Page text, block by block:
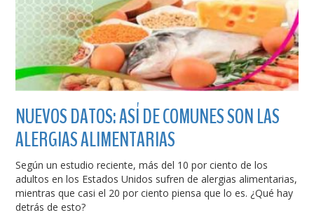
NUEVOS DATOS: ASÍ DE COMUNES SON LAS
ALERGIAS ALIMENTARIAS
Según un estudio reciente, más del 10 por ciento de los
adultos en los Estados Unidos sufren de alergias alimentarias,
mientras que casi el 20 por ciento piensa que lo es. ¿Qué hay
detrás de esto?